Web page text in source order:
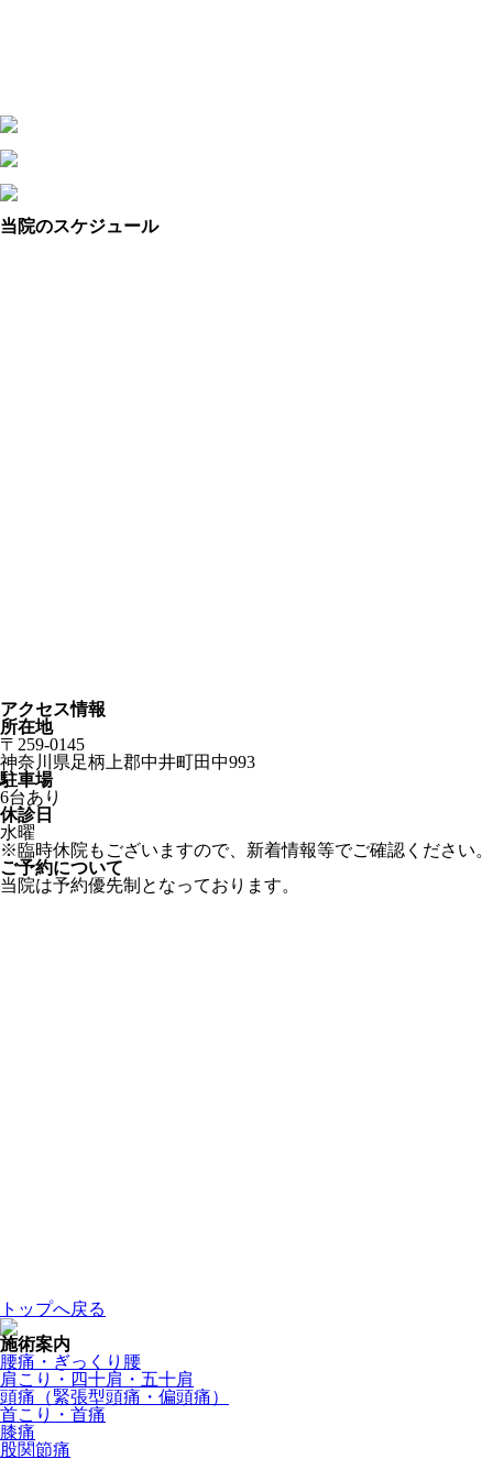
当院のスケジュール
アクセス情報
所在地
〒259-0145
神奈川県足柄上郡中井町田中993
駐車場
6台あり
休診日
水曜
※臨時休院もございますので、新着情報等でご確認ください。
ご予約について
当院は予約優先制となっております。
トップへ戻る
施術案内
腰痛・ぎっくり腰
肩こり・四十肩・五十肩
頭痛（緊張型頭痛・偏頭痛）
首こり・首痛
膝痛
股関節痛